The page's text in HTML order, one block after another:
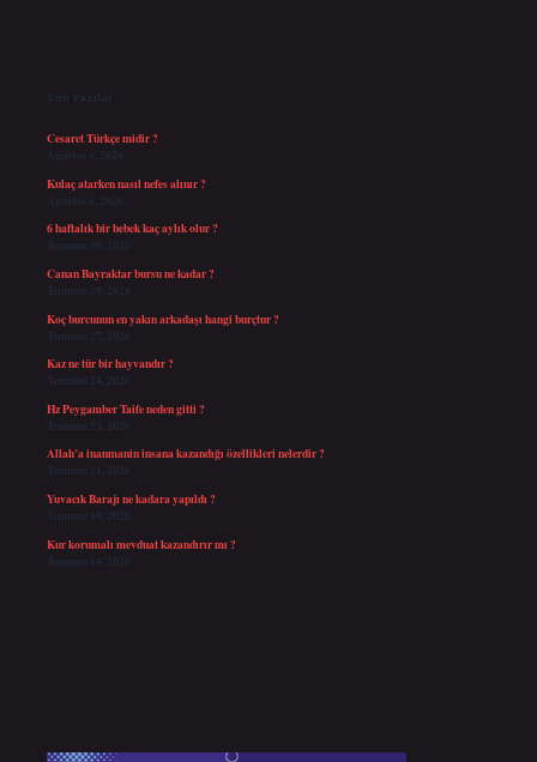
Son Yazılar
Cesaret Türkçe midir ?
Ağustos 6, 2026
Kulaç atarken nasıl nefes alınır ?
Ağustos 6, 2026
6 haftalık bir bebek kaç aylık olur ?
Temmuz 30, 2026
Canan Bayraktar bursu ne kadar ?
Temmuz 29, 2026
Koç burcunun en yakın arkadaşı hangi burçtur ?
Temmuz 27, 2026
Kaz ne tür bir hayvandır ?
Temmuz 24, 2026
Hz Peygamber Taife neden gitti ?
Temmuz 23, 2026
Allah’a inanmanin insana kazandığı özellikleri nelerdir ?
Temmuz 21, 2026
Yuvacık Barajı ne kadara yapıldı ?
Temmuz 19, 2026
Kur korumalı mevduat kazandırır mı ?
Temmuz 14, 2026